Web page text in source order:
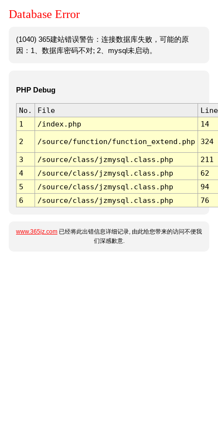
Database Error
(1040) 365建站错误警告：连接数据库失败，可能的原
因：1、数据库密码不对; 2、mysql未启动。
PHP Debug
No. File
Line
1
/index.php 14
2 /source/function/function_extend.php 324
3 /source/class/jzmysql.class.php
211
4
/source/class/jzmysql.class.php
62
5
/source/class/jzmysql.class.php
94
6
/source/class/jzmysql.class.php 76
www.365jz.com 已经将此出错信息详细记录, 由此给您带来的访问不便我
们深感歉意.